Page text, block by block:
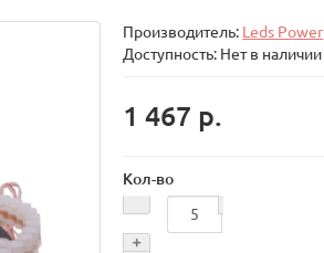
Производитель: Leds Power
Доступность: Нет в наличии
1 467 р.
Кол-во